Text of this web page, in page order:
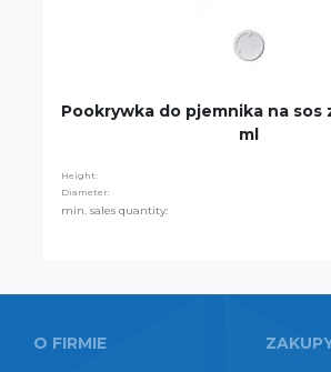
Pookrywka do pjemnika na sos
ml
Height:
Diameter:
min. sales quantity:
O FIRMIE